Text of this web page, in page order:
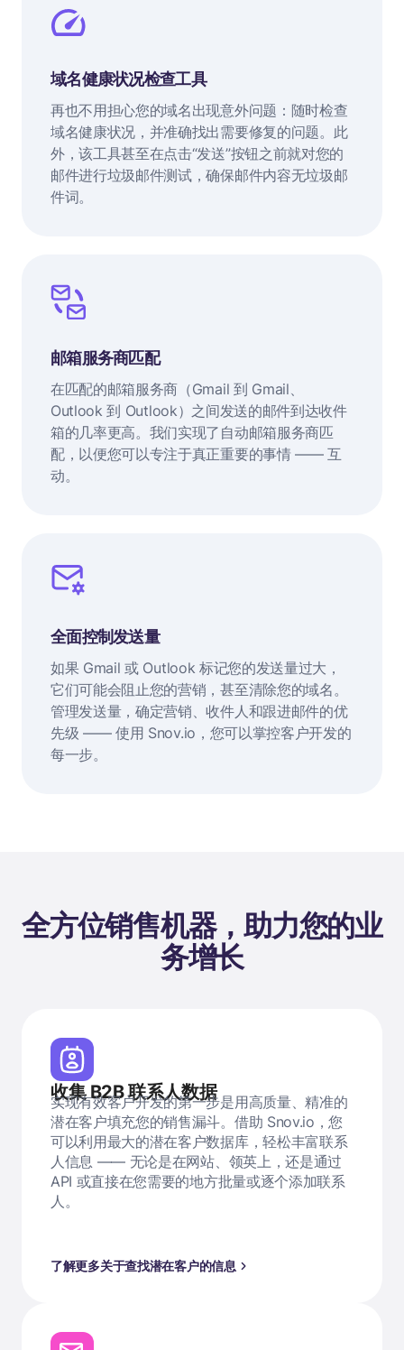
域名健康状况检查工具
再也不用担心您的域名出现意外问题：随时检查
域名健康状况，并准确找出需要修复的问题。此
外，该工具甚至在点击“发送”按钮之前就对您的
邮件进行垃圾邮件测试，确保邮件内容无垃圾邮
件词。
邮箱服务商匹配
在匹配的邮箱服务商（Gmail 到 Gmail、
Outlook 到 Outlook）之间发送的邮件到达收件
箱的几率更高。我们实现了自动邮箱服务商匹
配，以便您可以专注于真正重要的事情 —— 互
动。
全面控制发送量
如果 Gmail 或 Outlook 标记您的发送量过大，
它们可能会阻止您的营销，甚至清除您的域名。
管理发送量，确定营销、收件人和跟进邮件的优
先级 —— 使用 Snov.io，您可以掌控客户开发的
每一步。
全方位销售机器，助力您的业
务增长
收集 B2B 联系人数据
实现有效客户开发的第一步是用高质量、精准的
潜在客户填充您的销售漏斗。借助 Snov.io，您
可以利用最大的潜在客户数据库，轻松丰富联系
人信息 —— 无论是在网站、领英上，还是通过
API 或直接在您需要的地方批量或逐个添加联系
人。
了解更多关于查找潜在客户的信息